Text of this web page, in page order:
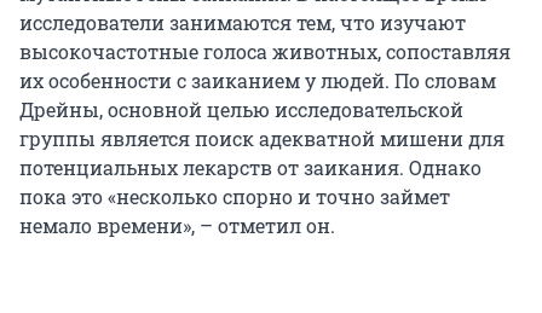
исследователи занимаются тем, что изучают
высокочастотные голоса животных, сопоставляя
их особенности с заиканием у людей. По словам
Дрейны, основной целью исследовательской
группы является поиск адекватной мишени для
потенциальных лекарств от заикания. Однако
пока это «несколько спорно и точно займет
немало времени», – отметил он.